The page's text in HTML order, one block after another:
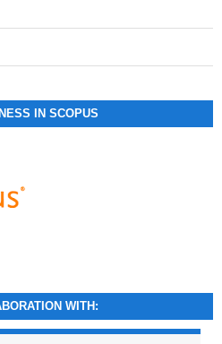
IN SCOPUS
WITH: